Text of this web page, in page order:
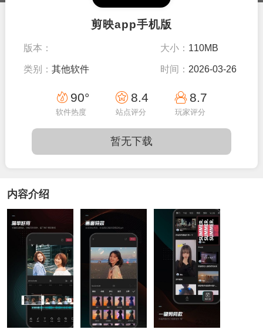
剪映app手机版
版本：
v3.14.27879
大小： 110MB
类别：其他软件 时间： 2026-03-26
22:48:43
90°
软件热度
8.4
站点评分
8.7
玩家评分
暂无下载
内容介绍